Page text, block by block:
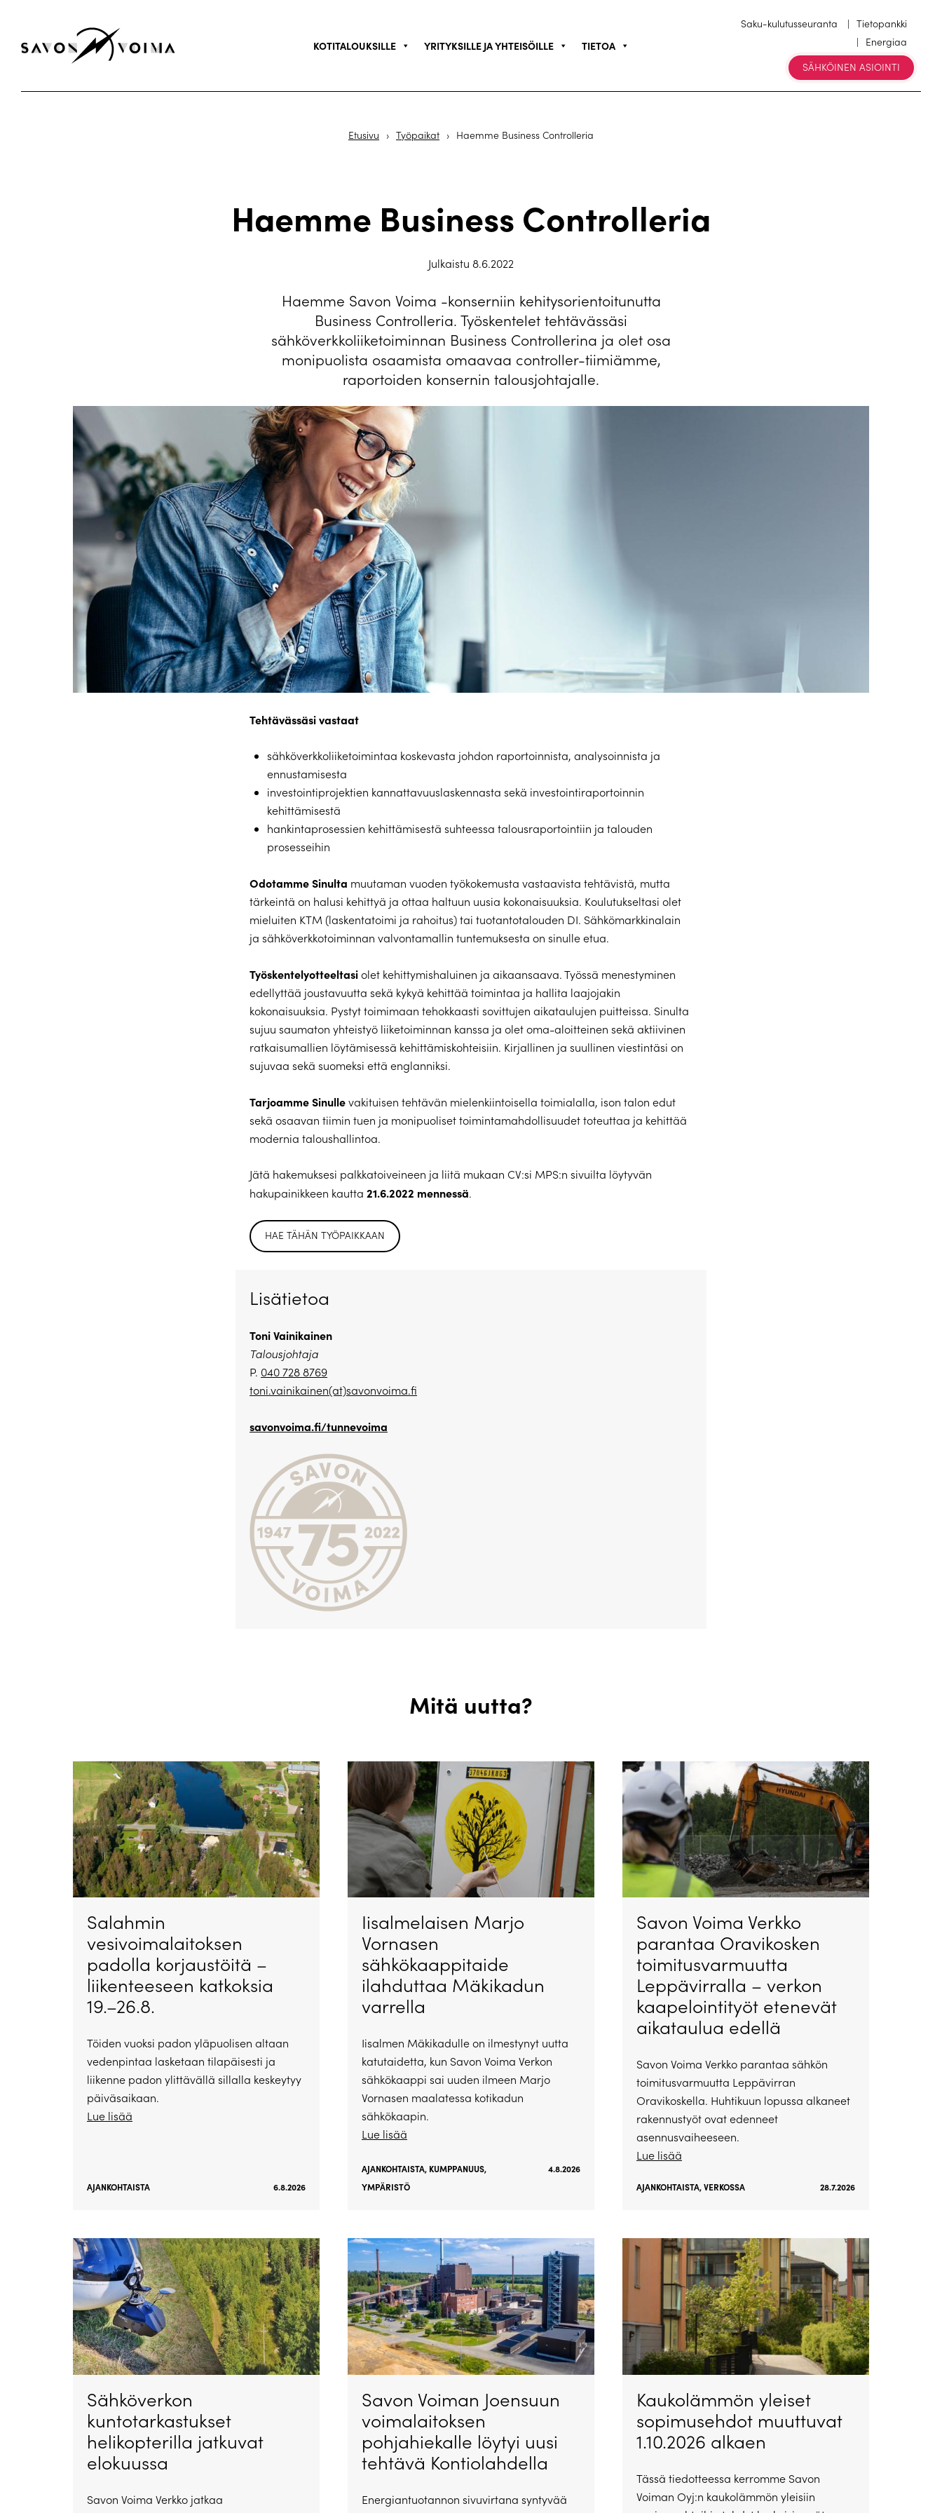
KOTITALOUKSILLE YRITYKSILLE JA YHTEISÖILLE TIETOA
Saku-kulutusseuranta
Tietopankki
Energiaa
SÄHKÖINEN ASIOINTI
Etusivu › Työpaikat › Haemme Business Controlleria
Haemme Business Controlleria
Julkaistu 8.6.2022
Haemme Savon Voima -konserniin kehitysorientoitunutta
Business Controlleria. Työskentelet tehtävässäsi
sähköverkkoliiketoiminnan Business Controllerina ja olet osa
monipuolista osaamista omaavaa controller-tiimiämme,
raportoiden konsernin talousjohtajalle.
Tehtävässäsi vastaat
sähköverkkoliiketoimintaa koskevasta johdon raportoinnista, analysoinnista ja
ennustamisesta
investointiprojektien kannattavuuslaskennasta sekä investointiraportoinnin
kehittämisestä
hankintaprosessien kehittämisestä suhteessa talousraportointiin ja talouden
prosesseihin
Odotamme Sinulta muutaman vuoden työkokemusta vastaavista tehtävistä, mutta
tärkeintä on halusi kehittyä ja ottaa haltuun uusia kokonaisuuksia. Koulutukseltasi olet
mieluiten KTM (laskentatoimi ja rahoitus) tai tuotantotalouden DI. Sähkömarkkinalain
ja sähköverkkotoiminnan valvontamallin tuntemuksesta on sinulle etua.
Työskentelyotteeltasiolet kehittymishaluinen ja aikaansaava. Työssä menestyminen
edellyttää joustavuutta sekä kykyä kehittää toimintaa ja hallita laajojakin
kokonaisuuksia. Pystyt toimimaan tehokkaasti sovittujen aikataulujen puitteissa. Sinulta
sujuu saumaton yhteistyö liiketoiminnan kanssa ja olet oma-aloitteinen sekä aktiivinen
ratkaisumallien löytämisessä kehittämiskohteisiin. Kirjallinen ja suullinen viestintäsi on
sujuvaa sekä suomeksi että englanniksi.
Tarjoamme Sinullevakituisen tehtävän mielenkiintoisella toimialalla, ison talon edut
sekä osaavan tiimin tuen ja monipuoliset toimintamahdollisuudet toteuttaa ja kehittää
modernia taloushallintoa.
Jätä hakemuksesi palkkatoiveineen ja liitä mukaan CV:si MPS:n sivuilta löytyvän
hakupainikkeen kautta 21.6.2022 mennessä.
HAE TÄHÄN TYÖPAIKKAAN
Lisätietoa
Toni Vainikainen
Talousjohtaja
P. 040 728 8769
toni.vainikainen(at)savonvoima.fi
savonvoima.fi/tunnevoima
Mitä uutta?
Salahmin
vesivoimalaitoksen
padolla korjaustöitä –
liikenteeseen katkoksia
19.–26.8.
Töiden vuoksi padon yläpuolisen altaan
vedenpintaa lasketaan tilapäisesti ja
liikenne padon ylittävällä sillalla keskeytyy
päiväsaikaan.
Lue lisää
AJANKOHTAISTA 6.8.2026
Iisalmelaisen Marjo
Vornasen
sähkökaappitaide
ilahduttaa Mäkikadun
varrella
Iisalmen Mäkikadulle on ilmestynyt uutta
katutaidetta, kun Savon Voima Verkon
sähkökaappi sai uuden ilmeen Marjo
Vornasen maalatessa kotikadun
sähkökaapin.
Lue lisää
AJANKOHTAISTA, KUMPPANUUS,
YMPÄRISTÖ
4.8.2026
Savon Voima Verkko
parantaa Oravikosken
toimitusvarmuutta
Leppävirralla – verkon
kaapelointityöt etenevät
aikataulua edellä
Savon Voima Verkko parantaa sähkön
toimitusvarmuutta Leppävirran
Oravikoskella. Huhtikuun lopussa alkaneet
rakennustyöt ovat edenneet
asennusvaiheeseen.
Lue lisää
AJANKOHTAISTA,VERKOSSA 28.7.2026
Sähköverkon
kuntotarkastukset
helikopterilla jatkuvat
elokuussa
Savon Voima Verkko jatkaa
Savon Voiman Joensuun
voimalaitoksen
pohjahiekalle löytyi uusi
tehtävä Kontiolahdella
Energiantuotannon sivuvirtana syntyvää
Kaukolämmön yleiset
sopimusehdot muuttuvat
1.10.2026 alkaen
Tässä tiedotteessa kerromme Savon
Voiman Oyj:n kaukolämmön yleisiin